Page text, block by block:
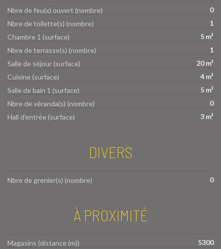
Nbre de feu(x) ouvert (nombre)
0
Nbre de toilette(s) (nombre)
1
Chambre 1 (surface)
5 m²
Nbre de terrasse(s) (nombre)
1
Salle de séjour (surface)
20 m²
Cuisine (surface)
4 m²
Salle de bain 1 (surface)
5 m²
Nbre de véranda(s) (nombre)
0
Hall d'entrée (surface)
3 m²
DIVERS
Nbre de grenier(s) (nombre) 0
À PROXIMITÉ
Magasins (distance (m))
5300